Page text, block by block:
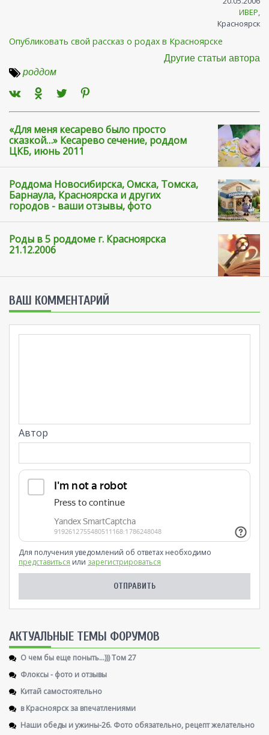
ИВЕР,
Красноярск
Опубликовать свой рассказ о родах в Красноярске
Другие статьи автора
роддом
«Для меня кесарево было просто
сказкой…» Кесарево сечение, роддом
ЦКБ, июнь 2011
Роддома Новосибирска, Омска, Томска,
Барнаула, Красноярска и других
городов - ваши отзывы, фото
Роды в 5 роддоме г. Красноярска
21.12.2006
ВАШ КОММЕНТАРИЙ
Автор
Для получения уведомлений об ответах необходимо
представиться или зарегистрироваться
AКТУАЛЬНЫЕ ТЕМЫ ФОРУМОВ
О чем бы еще поныть...))) Том 27
Флоксы - фото и отзывы
Китай самостоятельно
в Красноярск за впечатлениями
Наши обеды и ужины-26. Фото обязательно, рецепт желательно